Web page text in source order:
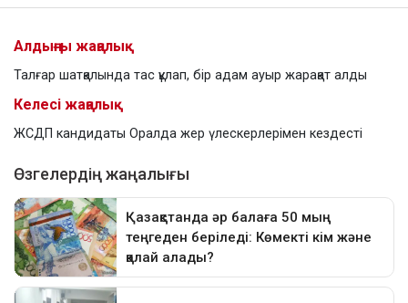
Алдыңғы жаңалық
Талғар шатқалында тас құлап, бір адам ауыр жарақат алды
Келесі жаңалық
ЖСДП кандидаты Оралда жер үлескерлерімен кездесті